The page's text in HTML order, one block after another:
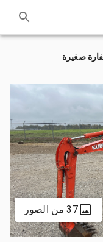
37 من الصور